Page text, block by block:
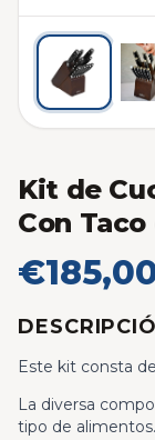
Kit de
Con
Este kit consta
La diversa
tipo de alimentos.